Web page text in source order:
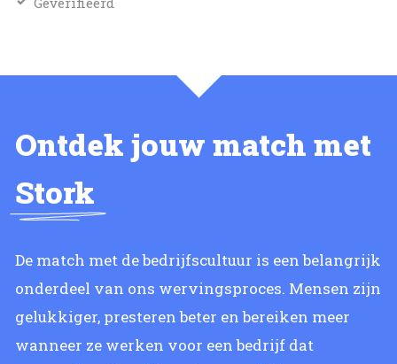
Ontdek jouw match met
Stork
De match met de bedrijfscultuur is een belangrijk
onderdeel van ons wervingsproces. Mensen zijn
gelukkiger, presteren beter en bereiken meer
wanneer ze werken voor een bedrijf dat